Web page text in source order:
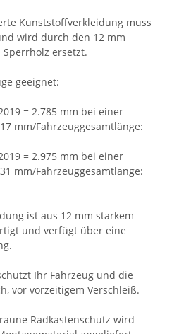
Kunststoffverkleidung muss
wird durch den 12 mm
Sperrholz ersetzt.
geeignet:
= 2.785 mm bei einer
mm/Fahrzeuggesamtlänge:
= 2.975 mm bei einer
mm/Fahrzeuggesamtlänge:
ist aus 12 mm starkem
und verfügt über eine
Ihr Fahrzeug und die
vor vorzeitigem Verschleiß.
Radkastenschutz wird